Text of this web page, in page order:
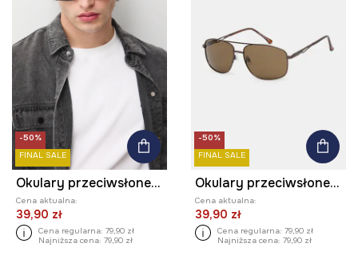
-50%
FINAL SALE
Okulary przeciwsłoneczne pilotki męskie z polaryzacją
Cena aktualna:
39,90 zł
Cena regularna: 79,90 zł
Najniższa cena: 79,90 zł
-50%
FINAL SALE
Okulary przeciwsłoneczne męskie z polaryzacją
Cena aktualna:
39,90 zł
Cena regularna: 79,90 zł
Najniższa cena: 79,90 zł